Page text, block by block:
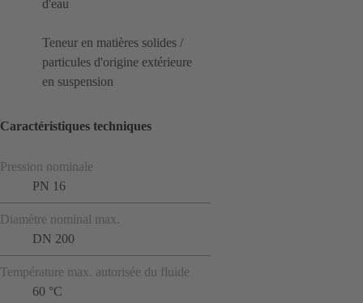
d'eau
Teneur en matières solides /
particules d'origine extérieure
en suspension
Caractéristiques techniques
Pression nominale
PN 16
Diamètre nominal max.
DN 200
Température max. autorisée du fluide
60 °C